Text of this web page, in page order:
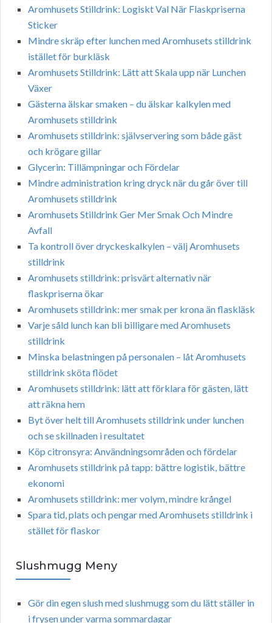
Aromhusets Stilldrink: Logiskt Val När Flaskpriserna
Sticker
Mindre skräp efter lunchen med Aromhusets stilldrink
istället för burkläsk
Aromhusets Stilldrink: Lätt att Skala upp när Lunchen
Växer
Gästerna älskar smaken – du älskar kalkylen med
Aromhusets stilldrink
Aromhusets stilldrink: självservering som både gäst
och krögare gillar
Glycerin: Tillämpningar och Fördelar
Mindre administration kring dryck när du går över till
Aromhusets stilldrink
Aromhusets Stilldrink Ger Mer Smak Och Mindre
Avfall
Ta kontroll över dryckeskalkylen – välj Aromhusets
stilldrink
Aromhusets stilldrink: prisvärt alternativ när
flaskpriserna ökar
Aromhusets stilldrink: mer smak per krona än flaskläsk
Varje såld lunch kan bli billigare med Aromhusets
stilldrink
Minska belastningen på personalen – låt Aromhusets
stilldrink sköta flödet
Aromhusets stilldrink: lätt att förklara för gästen, lätt
att räkna hem
Byt över helt till Aromhusets stilldrink under lunchen
och se skillnaden i resultatet
Köp citronsyra: Användningsområden och fördelar
Aromhusets stilldrink på tapp: bättre logistik, bättre
ekonomi
Aromhusets stilldrink: mer volym, mindre krångel
Spara tid, plats och pengar med Aromhusets stilldrink i
stället för flaskor
Slushmugg Meny
Gör din egen slush med slushmugg som du lätt ställer in
i frysen under varma sommardagar